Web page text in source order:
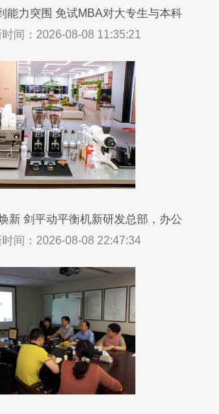
能力突围 免试MBA对大专生与本科
生的自我提升路径
时间：2026-08-08 11:35:21
新 剑平动平衡机新研发总部，办公
间与科技人文的双向奔赴
时间：2026-08-08 22:47:34